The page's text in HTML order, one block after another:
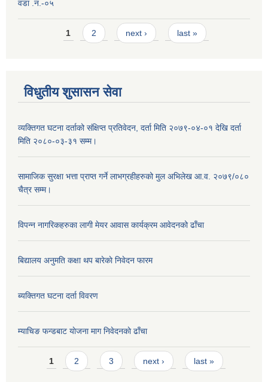
वडा .न.-०५
Pages1 2 next › last »
विधुतीय शुसासन सेवा
व्यक्तिगत घटना दर्ताको संक्षिप्त प्रतिवेदन, दर्ता मिति २०७९-०४-०१ देखि दर्ता
मिति २०८०-०३-३१ सम्म।
सामाजिक सुरक्षा भत्ता प्राप्त गर्ने लाभग्रहीहरुको मुल अभिलेख आ.व. २०७९/०८०
चैत्र सम्म।
विपन्न नागरिकहरुका लागी मेयर आवास कार्यक्रम आवेदनको ढाँचा
बिद्यालय अनुमति कक्षा थप बारेकाे निवेदन फारम
ब्यक्तिगत घटना दर्ता विवरण
म्याचिङ फन्डबाट याेजना माग निवेदनकाे ढाँचा
Pages
1 2 3 next › last »